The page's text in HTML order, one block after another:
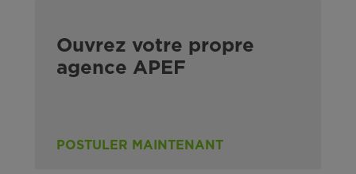
Ouvrez votre propre
agence APEF
POSTULER MAINTENANT